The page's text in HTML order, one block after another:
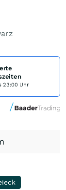
23:00 Uhr